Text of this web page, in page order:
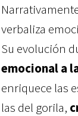
verbaliza
Su evolución
emocional a
enriquece las
las del gorila,